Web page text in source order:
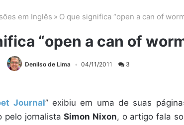
em Inglês » O que significa “open a can of
“open a can of
Denilso de Lima 04/11/2011 3
Journal” exibiu em uma de suas
pelo jornalistaSimon Nixon, o artigo fala